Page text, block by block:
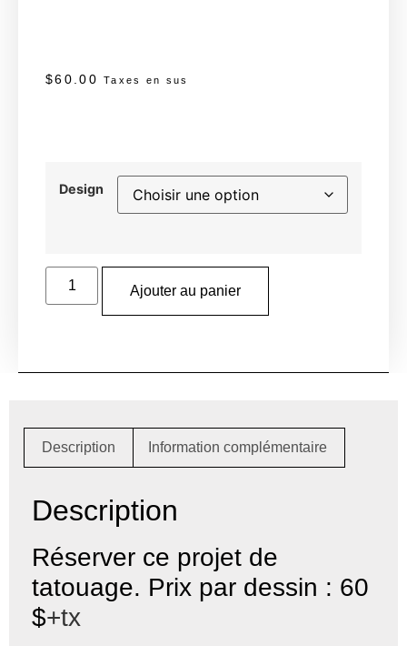
$60.00 Taxes en sus
Design
Ajouter au panier
Description Information complémentaire
Description
Réserver ce projet de
tatouage. Prix par dessin : 60
$+tx